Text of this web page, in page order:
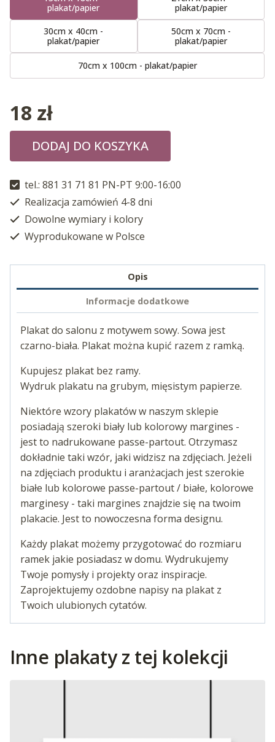
plakat/papier
plakat/papier
30cm x 40cm -
plakat/papier
50cm x 70cm -
plakat/papier
70cm x 100cm - plakat/papier
18 zł
DODAJ DO KOSZYKA
tel.: 881 31 71 81 PN-PT 9:00-16:00
Realizacja zamówień 4-8 dni
Dowolne wymiary i kolory
Wyprodukowane w Polsce
Opis
Informacje dodatkowe
Plakat do salonu z motywem sowy. Sowa jest
czarno-biała. Plakat można kupić razem z ramką.
Kupujesz plakat bez ramy.
Wydruk plakatu na grubym, mięsistym papierze.
Niektóre wzory plakatów w naszym sklepie
posiadają szeroki biały lub kolorowy margines -
jest to nadrukowane passe-partout. Otrzymasz
dokładnie taki wzór, jaki widzisz na zdjęciach. Jeżeli
na zdjęciach produktu i aranżacjach jest szerokie
białe lub kolorowe passe-partout / białe, kolorowe
marginesy - taki margines znajdzie się na twoim
plakacie. Jest to nowoczesna forma designu.
Każdy plakat możemy przygotować do rozmiaru
ramek jakie posiadasz w domu. Wydrukujemy
Twoje pomysły i projekty oraz inspiracje.
Zaprojektujemy ozdobne napisy na plakat z
Twoich ulubionych cytatów.
Inne plakaty z tej kolekcji